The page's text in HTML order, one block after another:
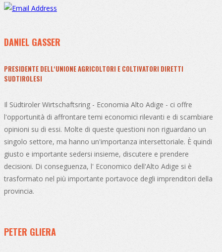
DANIEL GASSER
PRESIDENTE DELL‘UNIONE AGRICOLTORI E COLTIVATORI DIRETTI
SUDTIROLESI
Il Südtiroler Wirtschaftsring - Economia Alto Adige - ci offre
l'opportunità di affrontare temi economici rilevanti e di scambiare
opinioni su di essi. Molte di queste questioni non riguardano un
singolo settore, ma hanno un'importanza intersettoriale. È quindi
giusto e importante sedersi insieme, discutere e prendere
decisioni. Di conseguenza, l' Economico dell'Alto Adige si è
trasformato nel più importante portavoce degli imprenditori della
provincia.
PETER GLIERA